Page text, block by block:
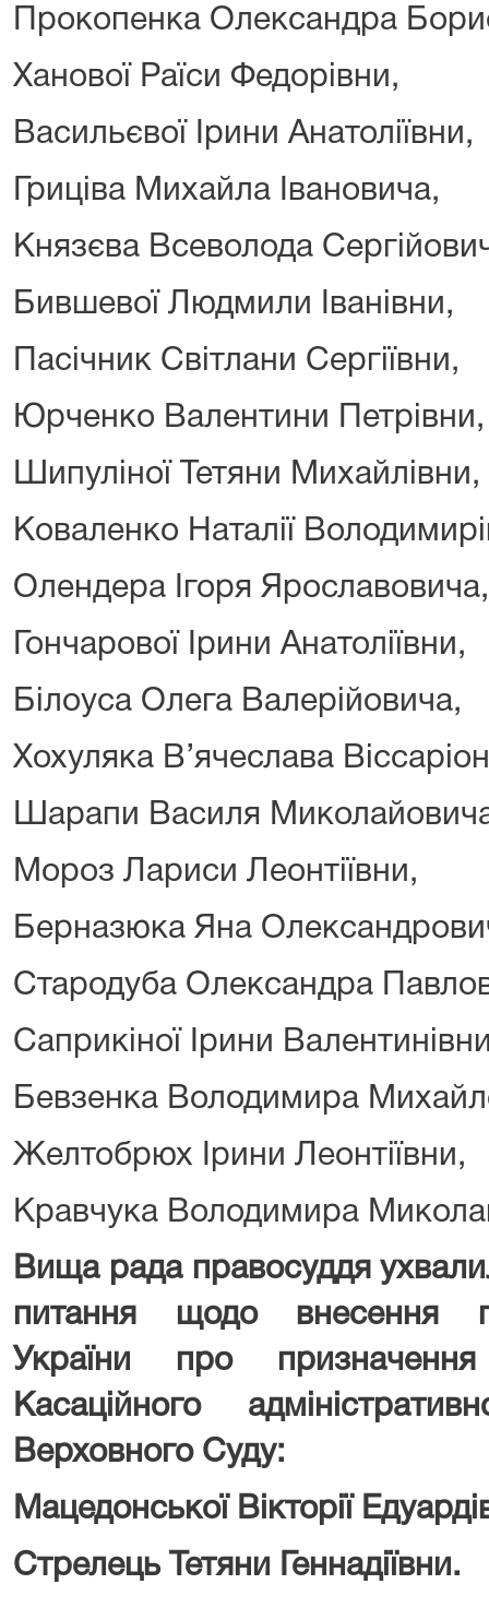
Прокопенка Олександра
Ханової Раїси Федорівни,
Васильєвої Ірини Анатоліївни,
Гриціва Михайла Івановича,
Князєва Всеволода
Бившевої Людмили Іванівни,
Пасічник Світлани Сергіївни,
Юрченко Валентини Петрівни,
Шипуліної Тетяни Михайлівни,
Коваленко Наталії
Олендера Ігоря Ярославовича,
Гончарової Ірини Анатоліївни,
Білоуса Олега Валерійовича,
Хохуляка В’ячеслава
Шарапи Василя
Мороз Лариси Леонтіївни,
Берназюка Яна
Стародуба Олександра
Саприкіної Ірини
Бевзенка Володимира
Желтобрюх Ірини Леонтіївни,
Кравчука Володимира
Вища рада правосуддя
питання щодо внесення
України про
Касаційного
Верховного Суду:
Мацедонської Вікторії
Стрелець Тетяни Геннадіївни.